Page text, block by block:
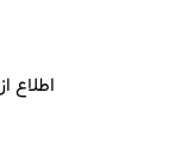
اطلاع